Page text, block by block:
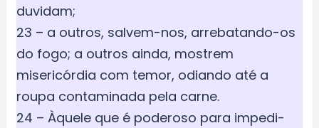
duvidam;
23 – a outros, salvem-nos, arrebatando-os
do fogo; a outros ainda, mostrem
misericórdia com temor, odiando até a
roupa contaminada pela carne.
24 – Àquele que é poderoso para impedi-